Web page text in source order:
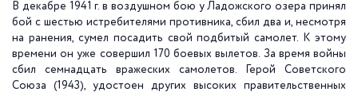
В декабре 1941 г. в воздушном бою у Ладожского озера принял
бой с шестью истребителями противника, сбил два и, несмотря
на ранения, сумел посадить свой подбитый самолет. К этому
времени он уже совершил 170 боевых вылетов. За время войны
сбил семнадцать вражеских самолетов. Герой Советского
Союза (1943), удостоен других высоких правительственных